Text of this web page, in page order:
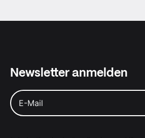
Newsletter anmelden